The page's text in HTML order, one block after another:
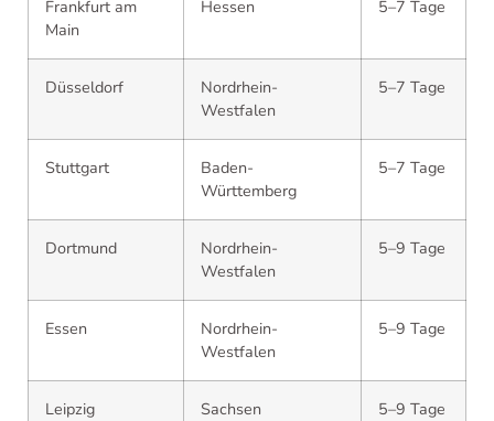
Frankfurt am
Main
Hessen 5–7 Tage
Düsseldorf
Nordrhein-
Westfalen
5–7 Tage
Stuttgart
Baden-
Württemberg
5–7 Tage
Dortmund
Nordrhein-
Westfalen
5–9 Tage
Essen
Nordrhein-
Westfalen
5–9 Tage
Leipzig Sachsen 5–9 Tage